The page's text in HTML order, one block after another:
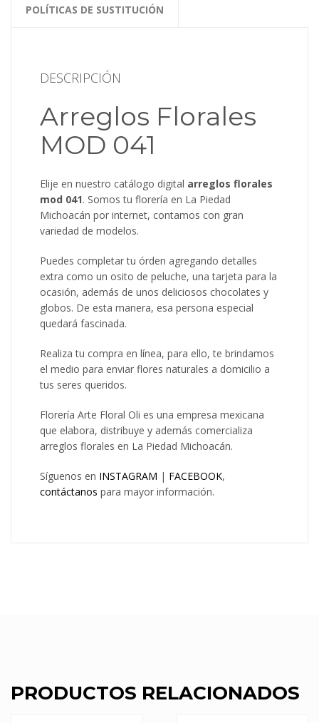
POLÍTICAS DE SUSTITUCIÓN
DESCRIPCIÓN
Arreglos Florales
MOD 041
Elije en nuestro catálogo digital arreglos florales
mod 041. Somos tu florería en La Piedad
Michoacán por internet, contamos con gran
variedad de modelos.
Puedes completar tu órden agregando detalles
extra como un osito de peluche, una tarjeta para la
ocasión, además de unos deliciosos chocolates y
globos. De esta manera, esa persona especial
quedará fascinada.
Realiza tu compra en línea, para ello, te brindamos
el medio para enviar flores naturales a domicilio a
tus seres queridos.
Florería Arte Floral Oli es una empresa mexicana
que elabora, distribuye y además comercializa
arreglos florales en La Piedad Michoacán.
Síguenos en INSTAGRAM | FACEBOOK,
contáctanos para mayor información.
PRODUCTOS RELACIONADOS